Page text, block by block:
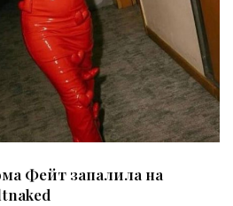
Фейт запалила на